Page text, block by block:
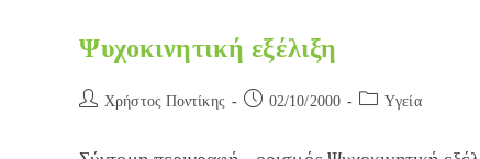
Ψυχοκινητική εξέλιξη
Post Χρήστος Ποντίκης
Post02/10/2000
PostYγεία